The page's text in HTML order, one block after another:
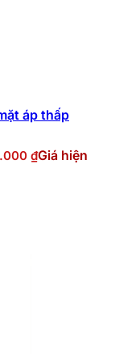
áp thấp
₫Giá hiện